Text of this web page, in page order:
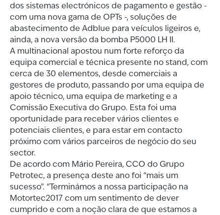
dos sistemas electrónicos de pagamento e gestão -
com uma nova gama de OPTs -, soluções de
abastecimento de Adblue para veículos ligeiros e,
ainda, a nova versão da bomba P5000 LH II.
A multinacional apostou num forte reforço da
equipa comercial e técnica presente no stand, com
cerca de 30 elementos, desde comerciais a
gestores de produto, passando por uma equipa de
apoio técnico, uma equipa de marketing e a
Comissão Executiva do Grupo. Esta foi uma
oportunidade para receber vários clientes e
potenciais clientes, e para estar em contacto
próximo com vários parceiros de negócio do seu
sector.
De acordo com Mário Pereira, CCO do Grupo
Petrotec, a presença deste ano foi “mais um
sucesso”. “Terminámos a nossa participação na
Motortec2017 com um sentimento de dever
cumprido e com a noção clara de que estamos a